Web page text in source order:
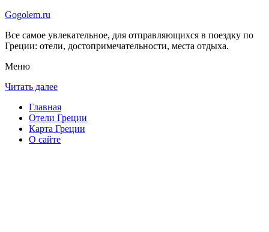
Gogolem.ru
Все самое увлекательное, для отправляющихся в поездку по
Греции: отели, достопримечательности, места отдыха.
Меню
Читать далее
Главная
Отели Греции
Карта Греции
О сайте